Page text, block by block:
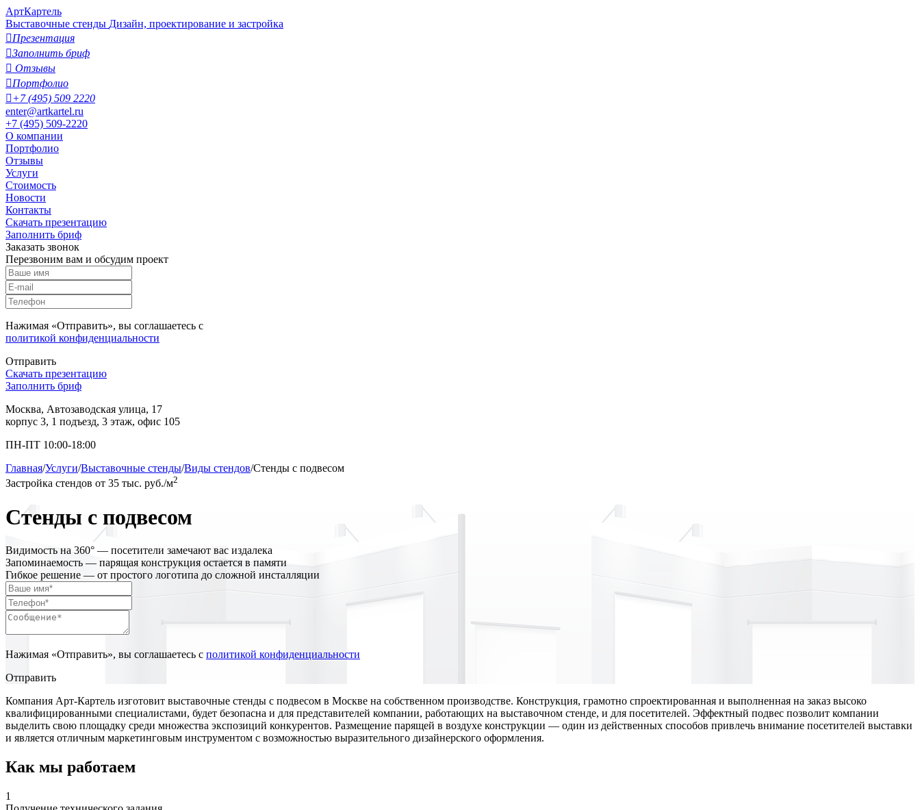
АртКартель
Выставочные стенды Дизайн, проектирование и застройка
Презентация
Заполнить бриф
 Отзывы
Портфолио
+7 (495) 509 2220
enter@artkartel.ru
+7 (495) 509-2220
О компании
Портфолио
Отзывы
Услуги
Стоимость
Новости
Контакты
Скачать презентацию
Заполнить бриф
Заказать звонок
Перезвоним вам и обсудим проект
Нажимая «Отправить», вы соглашаетесь с
политикой конфиденциальности
Отправить
Скачать презентацию
Заполнить бриф
Москва, Автозаводская улица, 17
корпус 3, 1 подъезд, 3 этаж, офис 105
ПН-ПТ 10:00-18:00
Главная/Услуги/Выставочные стенды/Виды стендов/Стенды с подвесом
Застройка стендов от 35 тыс. руб./м2
Стенды с подвесом
Видимость на 360° — посетители замечают вас издалека
Запоминаемость — парящая конструкция остается в памяти
Гибкое решение — от простого логотипа до сложной инсталляции
Нажимая «Отправить», вы соглашаетесь с политикой конфиденциальности
Отправить
Компания Арт-Картель изготовит выставочные стенды с подвесом в Москве на собственном производстве. Конструкция, грамотно спроектированная и выполненная на заказ высоко
квалифицированными специалистами, будет безопасна и для представителей компании, работающих на выставочном стенде, и для посетителей. Эффектный подвес позволит компании
выделить свою площадку среди множества экспозиций конкурентов. Размещение парящей в воздухе конструкции — один из действенных способов привлечь внимание посетителей выставки
и является отличным маркетинговым инструментом с возможностью выразительного дизайнерского оформления.
Как мы работаем
1